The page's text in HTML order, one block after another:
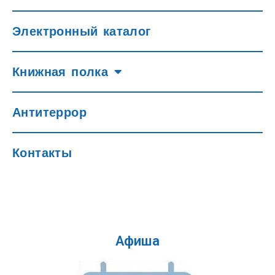
Электронный каталог
Книжная полка
Антитеррор
Контакты
Афиша